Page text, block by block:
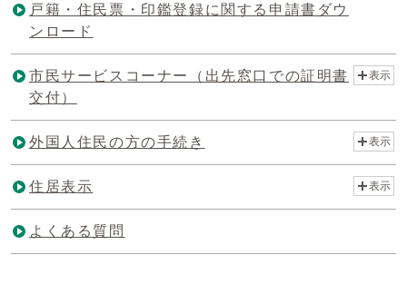
戸籍・住民票・印鑑登録に関する申請書ダウ
ンロード
市民サービスコーナー（出先窓口での証明書
交付）
表示
外国人住民の方の手続き 表示
住居表示 表示
よくある質問